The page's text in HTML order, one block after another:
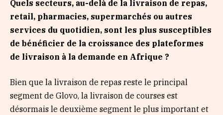
Quels secteurs, au-delà de la livraison de repas,
retail, pharmacies, supermarchés ou autres
services du quotidien, sont les plus susceptibles
de bénéficier de la croissance des plateformes
de livraison à la demande en Afrique ?
Bien que la livraison de repas reste le principal
segment de Glovo, la livraison de courses est
désormais le deuxième segment le plus important et